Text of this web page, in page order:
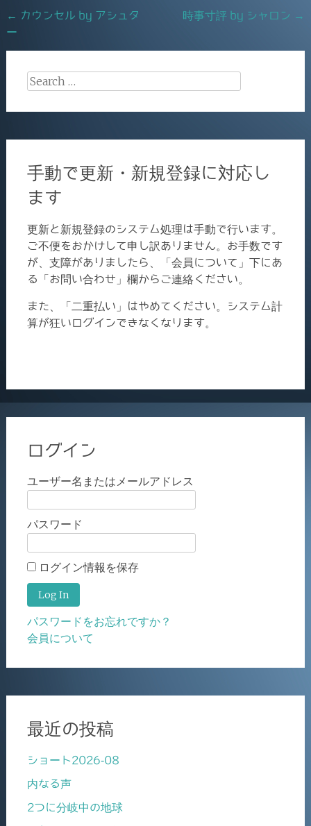
o
k
Post
← カウンセル by アシュタ
ー
時事寸評 by シャロン →
Search
手動で更新・新規登録に対応し
ます
更新と新規登録のシステム処理は手動で行います。
ご不便をおかけして申し訳ありません。お手数です
が、支障がありましたら、「会員について」下にあ
る「お問い合わせ」欄からご連絡ください。
また、「二重払い」はやめてください。システム計
算が狂いログインできなくなります。
ログイン
ユーザー名またはメールアドレス
パスワード
ログイン情報を保存
パスワードをお忘れですか？
会員について
最近の投稿
ショート2026-08
内なる声
2つに分岐中の地球